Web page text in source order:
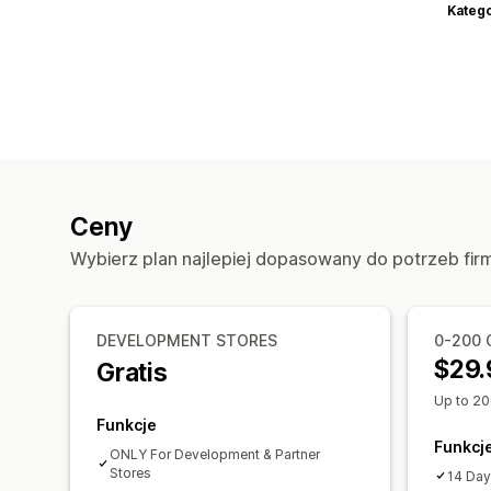
Ceny
Wybierz plan najlepiej dopasowany do potrzeb
DEVELOPMENT STORES
Gratis
Funkcje
ONLY For Development & Partner
Stores
0-200
Up to
14